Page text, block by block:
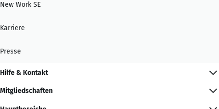
New Work SE
Karriere
Presse
Hilfe & Kontakt
Mitgliedschaften